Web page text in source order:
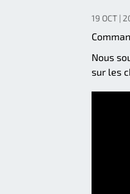
19 OCT |
Nous
sur les